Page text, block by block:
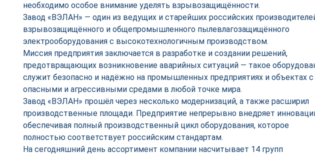
необходимо особое внимание уделять взрывозащищённости.
Завод «ВЭЛАН» — один из ведущих и старейших российских
взрывозащищённого и общепромышленного пылевлагозащищённого
электрооборудования с высокотехнологичным производством.
Миссия предприятия заключается в разработке и создании решений,
предотвращающих возникновение аварийных ситуаций — такое
служит безопасно и надёжно на промышленных предприятиях и объектах с
опасными и агрессивными средами в любой точке мира.
Завод «ВЭЛАН» прошёл через несколько модернизаций, а также расширил
производственные площади. Предприятие непрерывно внедряет
обеспечивая полный производственный цикл оборудования, которое
полностью соответствует российским стандартам.
На сегодняшний день ассортимент компании насчитывает 14 групп